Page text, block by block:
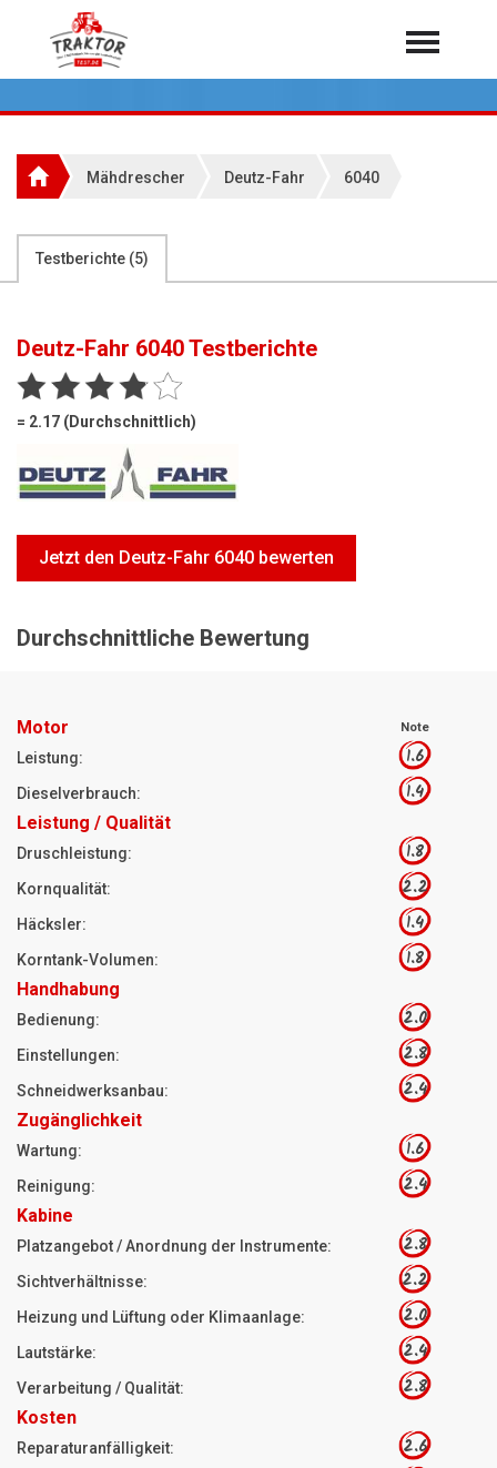
Home
Rundballenpressen
Teleskoplader
Rasentraktoren
Hoflader
Jetzt Bewerten
Über 7.000 Testberichte
Mähdrescher Deutz-Fahr 6040
Testberichte (5)
Deutz-Fahr 6040Testberichte
= 2.17 (Durchschnittlich)
Jetzt den Deutz-Fahr 6040 bewerten
Durchschnittliche Bewertung
Motor Note
Leistung: 1.6
Dieselverbrauch: 1.4
Leistung / Qualität
Druschleistung: 1.8
Kornqualität: 2.2
Häcksler: 1.4
Korntank-Volumen: 1.8
Handhabung
Bedienung: 2.0
Einstellungen: 2.8
Schneidwerksanbau: 2.4
Zugänglichkeit
Wartung: 1.6
Reinigung: 2.4
Kabine
Platzangebot / Anordnung der Instrumente: 2.8
Sichtverhältnisse: 2.2
Heizung und Lüftung oder Klimaanlage: 2.0
Lautstärke: 2.4
Verarbeitung / Qualität: 2.8
Kosten
Reparaturanfälligkeit: 2.6